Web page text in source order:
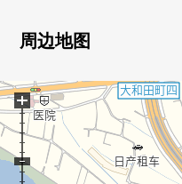
・地方自治团体房·小孩
▼房间的特徴
・实际使用面积85.77平
・东南、东北的采光房
・风景良好
周边地图
+